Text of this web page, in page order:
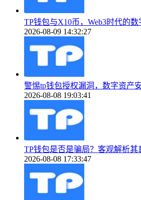
TP钱包与X10币，Web3时代的
2026-08-09 14:32:27
警惕tp钱包授权漏洞，数字资产
2026-08-08 19:03:41
TP钱包是否是骗局？客观解析其
2026-08-08 17:33:47